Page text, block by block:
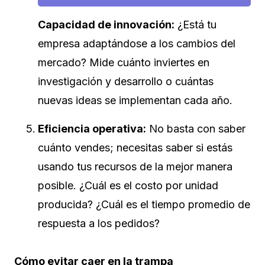
Capacidad de innovación: ¿Está tu
empresa adaptándose a los cambios del
mercado? Mide cuánto inviertes en
investigación y desarrollo o cuántas
nuevas ideas se implementan cada año.
Eficiencia operativa: No basta con saber
cuánto vendes; necesitas saber si estás
usando tus recursos de la mejor manera
posible. ¿Cuál es el costo por unidad
producida? ¿Cuál es el tiempo promedio de
respuesta a los pedidos?
Cómo evitar caer en la trampa